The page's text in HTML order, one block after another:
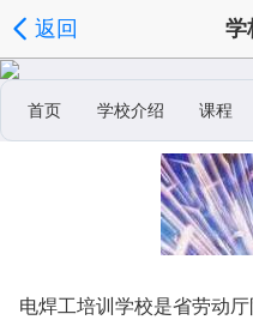
返回 学
首页 学校介绍 课程
电焊工培训学校是省劳动